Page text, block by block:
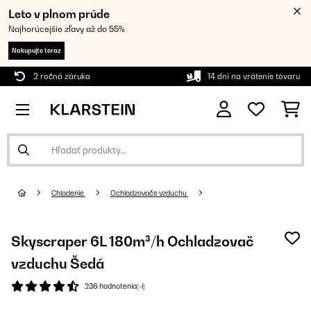
Leto v plnom prúde
Najhorúcejšie zľavy až do 55%
Nakupujte teraz
2 ročná záruka 14 dní na vrátenie tovaru
Chladenie Ochladzovače vzduchu
Skyscraper 6L 180m³/h Ochladzovač
vzduchu Šedá
236 hodnotenia(-í)